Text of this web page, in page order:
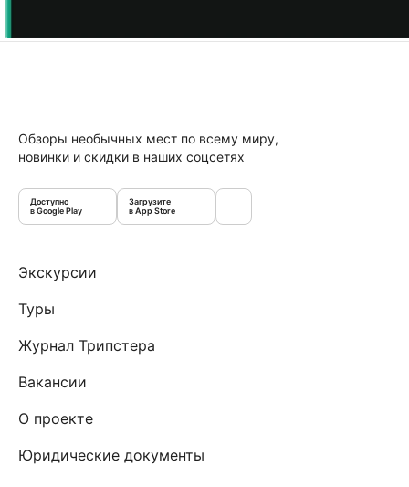
Обзоры необычных мест по всему миру,
новинки и скидки в наших соцсетях
Доступно
в Google Play
Загрузите
в App Store
Экскурсии
Туры
Журнал Трипстера
Вакансии
О проекте
Юридические документы